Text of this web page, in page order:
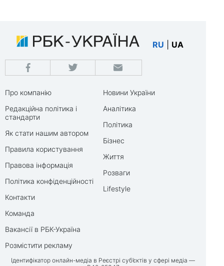
RU UA
Про компанію
Редакційна політика і
стандарти
Як стати нашим автором
Правила користування
Правова інформація
Політика конфіденційності
Контакти
Команда
Вакансії в РБК-Україна
Розмістити рекламу
Новини України
Аналітика
Політика
Бізнес
Життя
Розваги
Lifestyle
Ідентифікатор онлайн-медіа в Реєстрі суб’єктів у сфері медіа —